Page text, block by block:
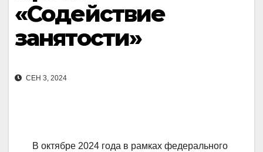
«Содействие
занятости»
СЕН 3, 2024
В октябре 2024 года в рамках федерального